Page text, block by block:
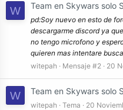
W Team en Skywars solo
pd:Soy nuevo en esto de
descargarme discord ya
no tengo microfono y
quieren mas intentare
witepah
Mensaje #2 20
W Team en Skywars solo
witepah Tema 20